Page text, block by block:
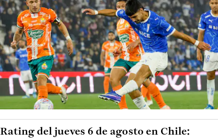
Rating del jueves 6 de agosto en Chile: